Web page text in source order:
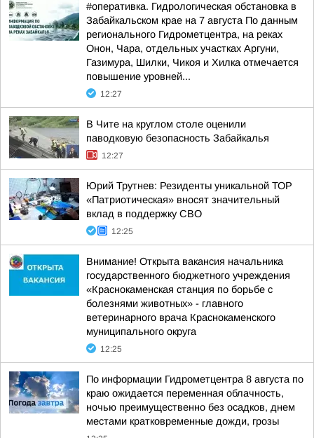
#оперативка. Гидрологическая обстановка в
Забайкальском крае на 7 августа По данным
регионального Гидрометцентра, на реках
Онон, Чара, отдельных участках Аргуни,
Газимура, Шилки, Чикоя и Хилка отмечается
повышение уровней...
12:27
В Чите на круглом столе оценили
паводковую безопасность Забайкалья
12:27
Юрий Трутнев: Резиденты уникальной ТОР
«Патриотическая» вносят значительный
вклад в поддержку СВО
12:25
Внимание! Открыта вакансия начальника
государственного бюджетного учреждения
«Краснокаменская станция по борьбе с
болезнями животных» - главного
ветеринарного врача Краснокаменского
муниципального округа
12:25
По информации Гидрометцентра 8 августа по
краю ожидается переменная облачность,
ночью преимущественно без осадков, днем
местами кратковременные дожди, грозы